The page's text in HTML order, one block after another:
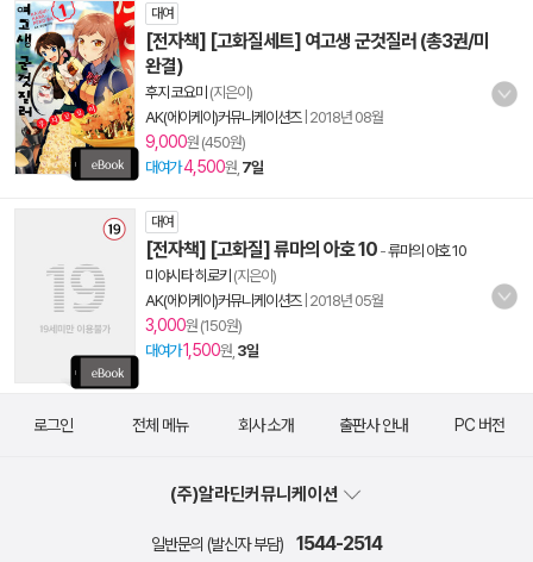
대여
[전자책] [고화질세트] 여고생 군것질러 (총3권/미
완결)
후지 코요미 (지은이)
AK(에이케이)커뮤니케이션즈| 2018년 08월
9,000원 (450원)
대여가4,500원, 7일
대여
[전자책] [고화질] 류마의 아호 10 -류마의 아호 10
미야시타 히로키 (지은이)
AK(에이케이)커뮤니케이션즈| 2018년 05월
3,000원 (150원)
대여가1,500원, 3일
로그인 전체 메뉴 회사 소개 출판사 안내 PC 버전
(주)알라딘커뮤니케이션
일반문의 (발신자 부담) 1544-2514